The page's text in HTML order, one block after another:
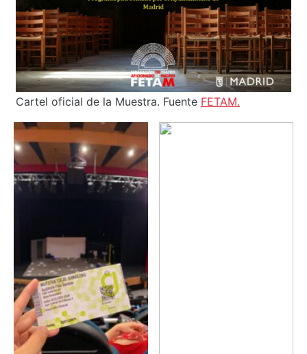
Cartel oficial de la Muestra. Fuente FETAM.